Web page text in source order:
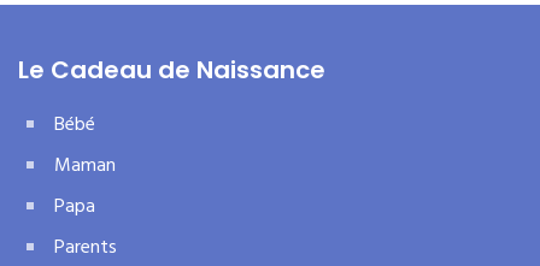
Le Cadeau de Naissance
Bébé
Maman
Papa
Parents